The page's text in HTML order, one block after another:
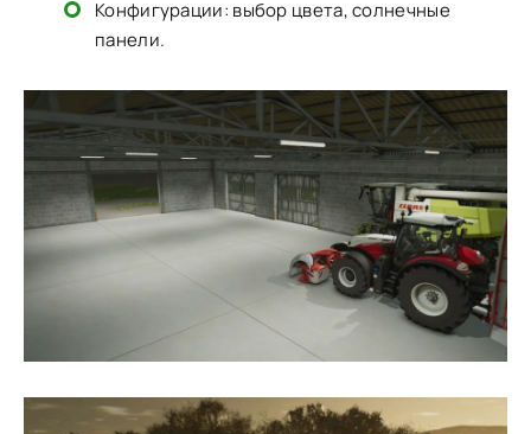
Конфигурации: выбор цвета, солнечные
панели.